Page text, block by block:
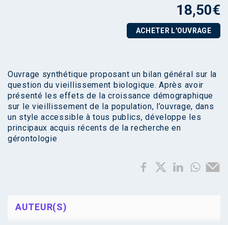
18,50€
ACHETER L'OUVRAGE
Ouvrage synthétique proposant un bilan général sur la
question du vieillissement biologique. Après avoir
présenté les effets de la croissance démographique
sur le vieillissement de la population, l’ouvrage, dans
un style accessible à tous publics, développe les
principaux acquis récents de la recherche en
gérontologie
AUTEUR(S)